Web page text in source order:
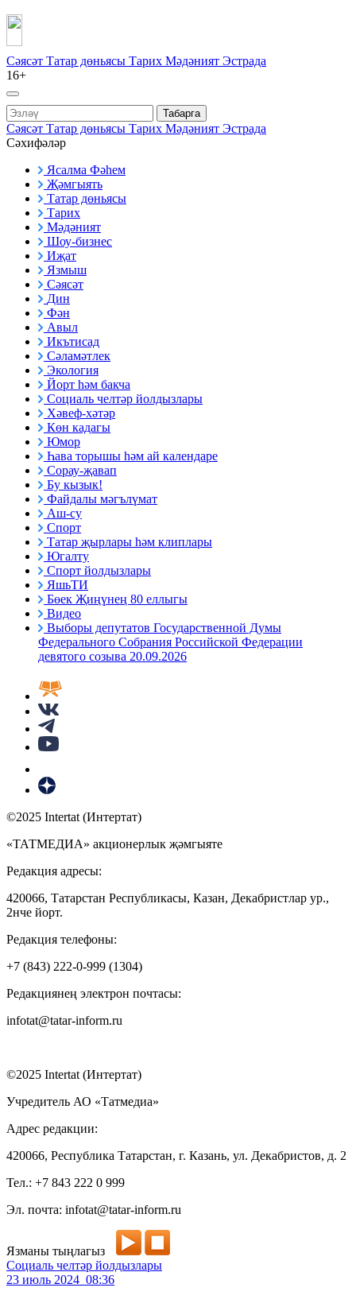
Сәясәт Татар дөньясы Тарих Мәдәният Эстрада
16+
Табарга
Сәясәт Татар дөньясы Тарих Мәдәният Эстрада
Сәхифәләр
Ясалма Фәһем
Җәмгыять
Татар дөньясы
Тарих
Мәдәният
Шоу-бизнес
Иҗат
Язмыш
Сәясәт
Дин
Фән
Авыл
Икътисад
Сәламәтлек
Экология
Йорт һәм бакча
Социаль челтәр йолдызлары
Хәвеф-хәтәр
Көн кадагы
Юмор
Һава торышы һәм ай календаре
Сорау-җавап
Бу кызык!
Файдалы мәгълүмат
Аш-су
Спорт
Татар җырлары һәм клиплары
Югалту
Спорт йолдызлары
ЯшьТИ
Бөек Җиңүнең 80 еллыгы
Видео
Выборы депутатов Государственной Думы
Федерального Собрания Российской Федерации
девятого созыва 20.09.2026
©2025 Intertat (Интертат)
«ТАТМЕДИА» акционерлык җәмгыяте
Редакция адресы:
420066, Татарстан Республикасы, Казан, Декабристлар ур.,
2нче йорт.
Редакция телефоны:
+7 (843) 222-0-999 (1304)
Редакциянең электрон почтасы:
infotat@tatar-inform.ru
©2025 Intertat (Интертат)
Учредитель АО «Татмедиа»
Адрес редакции:
420066, Республика Татарстан, г. Казань, ул. Декабристов, д. 2
Тел.: +7 843 222 0 999
Эл. почта: infotat@tatar-inform.ru
Язманы тыңлагыз
Социаль челтәр йолдызлары
23 июль 2024 08:36